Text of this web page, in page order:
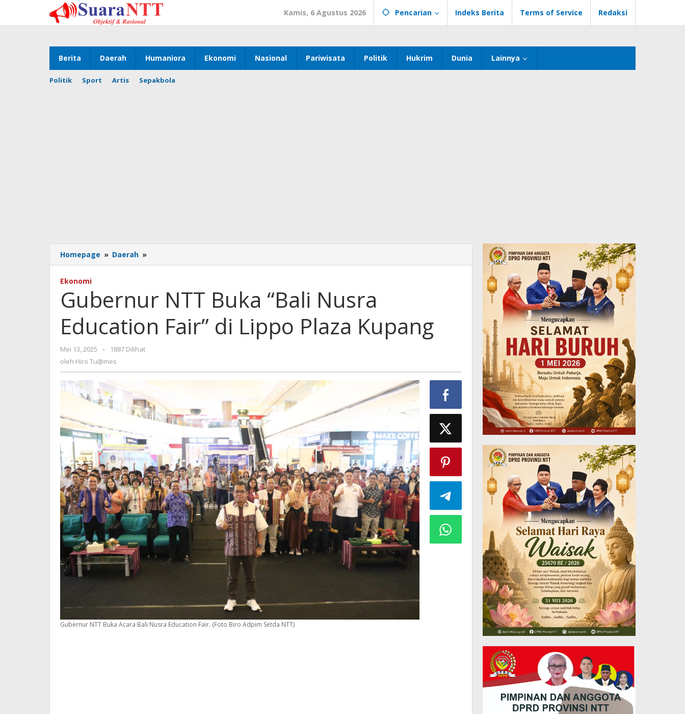
konten
Kamis, 6 Agustus 2026 Pencarian Indeks Berita Terms of Service Redaksi
Berita Daerah Humaniora Ekonomi Nasional Pariwisata Politik Hukrim Dunia Lainnya
Politik Sport Artis Sepakbola
Homepage » Daerah »
NTT
Nusra
Education
di
Ekonomi
Gubernur NTT Buka “Bali Nusra
Education Fair” di Lippo Plaza Kupang
Mei 13, 2025
oleh
Hiro
-
1887 Dilihat
oleh Hiro Tu@mes
Gubernur NTT Buka Acara Bali Nusra Education Fair. (Foto Biro Adpim Setda NTT)